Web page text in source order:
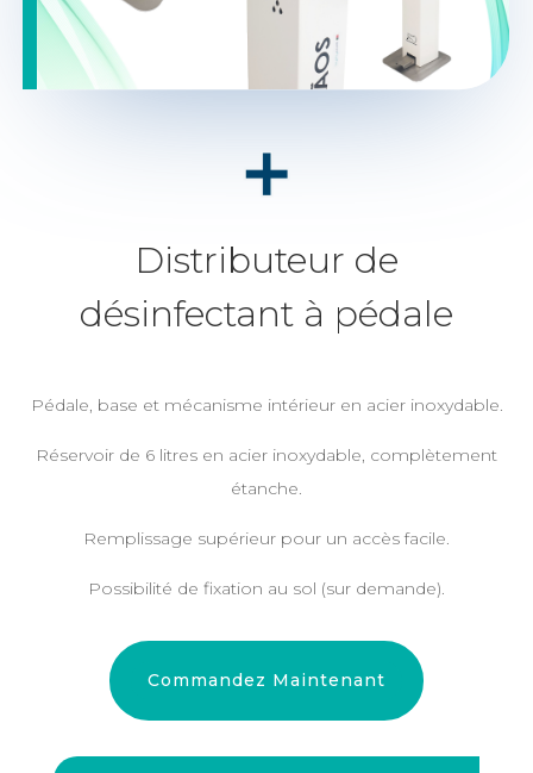
Distributeur de
désinfectant à pédale
Pédale, base et mécanisme intérieur en acier inoxydable.
Réservoir de 6 litres en acier inoxydable, complètement
étanche.
Remplissage supérieur pour un accès facile.
Possibilité de fixation au sol (sur demande).
Commandez Maintenant